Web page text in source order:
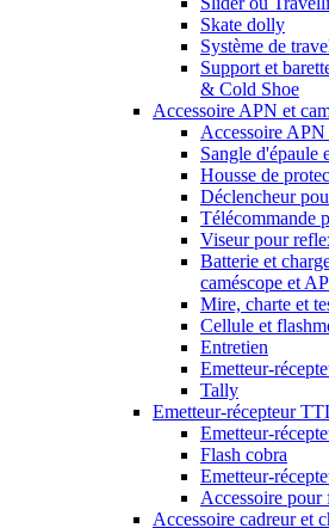
Skate dolly
Système de
Support et
& Cold Shoe
Accessoire APN et
Accessoire APN
Sangle d'épaule
Housse de
Déclencheur
Télécommande
Viseur pour
Batterie et
caméscope et
Mire, charte et
Cellule et
Entretien
Emetteur-
Tally
Emetteur-récepteur
Emetteur-
Flash cobra
Emetteur-
Accessoire pour
Accessoire cadreur et